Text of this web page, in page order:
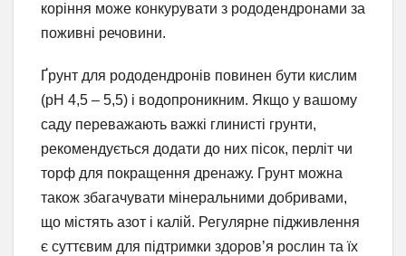
коріння може конкурувати з рододендронами за
поживні речовини.
Ґрунт для рододендронів повинен бути кислим
(рН 4,5 – 5,5) і водопроникним. Якщо у вашому
саду переважають важкі глинисті грунти,
рекомендується додати до них пісок, перліт чи
торф для покращення дренажу. Грунт можна
також збагачувати мінеральними добривами,
що містять азот і калій. Регулярне підживлення
є суттєвим для підтримки здоров’я рослин та їх